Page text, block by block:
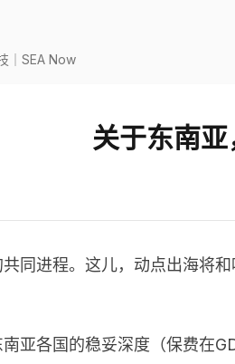
｜SEA Now
关于东南
同进程。这儿，动点出海将
亚各国的稳妥深度（保费在